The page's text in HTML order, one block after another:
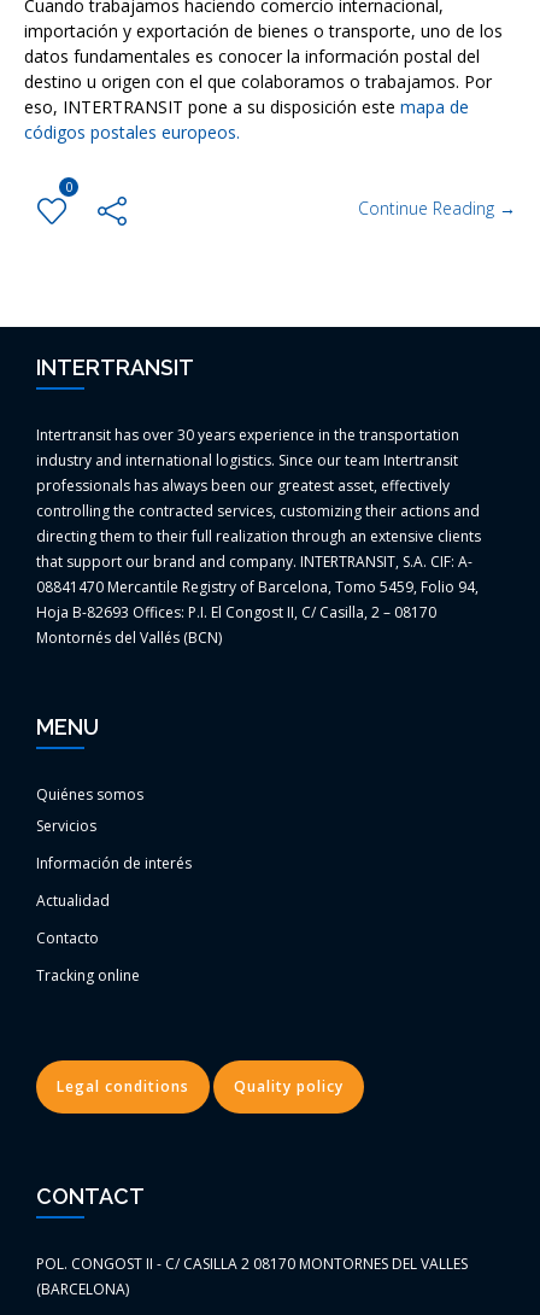
Cuando trabajamos haciendo comercio internacional,
importación y exportación de bienes o transporte, uno de los
datos fundamentales es conocer la información postal del
destino u origen con el que colaboramos o trabajamos. Por
eso, INTERTRANSIT pone a su disposición este mapa de
códigos postales europeos.
0
Continue Reading →
INTERTRANSIT
Intertransit has over 30 years experience in the transportation
industry and international logistics. Since our team Intertransit
professionals has always been our greatest asset, effectively
controlling the contracted services, customizing their actions and
directing them to their full realization through an extensive clients
that support our brand and company. INTERTRANSIT, S.A. CIF: A-
08841470 Mercantile Registry of Barcelona, Tomo 5459, Folio 94,
Hoja B-82693 Offices: P.I. El Congost II, C/ Casilla, 2 – 08170
Montornés del Vallés (BCN)
MENU
Quiénes somos
Servicios
Información de interés
Actualidad
Contacto
Tracking online
Legal conditions Quality policy
CONTACT
POL. CONGOST II - C/ CASILLA 2 08170 MONTORNES DEL VALLES
(BARCELONA)